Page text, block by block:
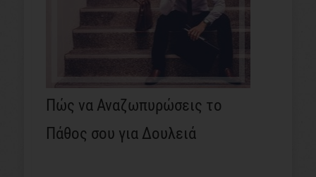
Πώς να Αναζωπυρώσεις το
Πάθος σου για Δουλειά